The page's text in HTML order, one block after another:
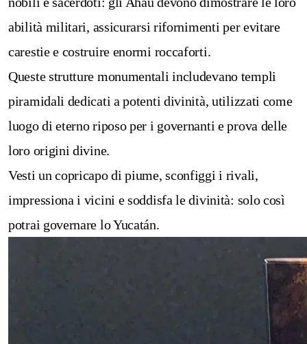
abilità militari, assicurarsi rifornimenti per evitare
carestie e costruire enormi roccaforti.
Queste strutture monumentali includevano templi
piramidali dedicati a potenti divinità, utilizzati come
luogo di eterno riposo per i governanti e prova delle
loro origini divine.
Vesti un copricapo di piume, sconfiggi i rivali,
impressiona i vicini e soddisfa le divinità: solo così
potrai governare lo Yucatán.